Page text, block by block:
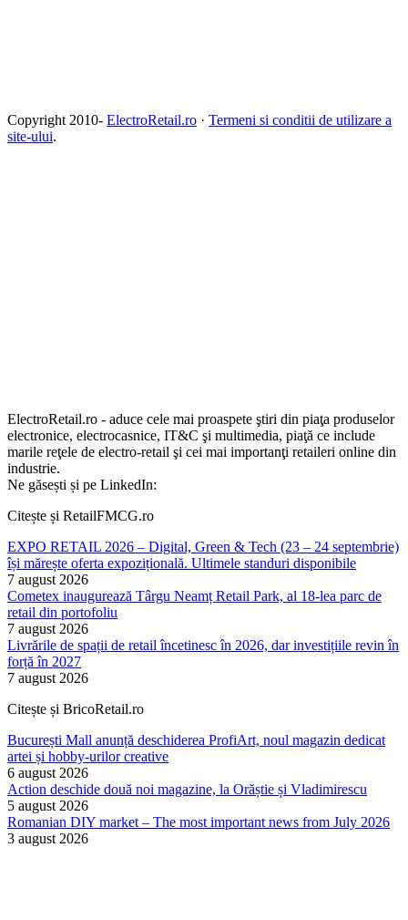
Copyright 2010- ElectroRetail.ro · Termeni si conditii de utilizare a
site-ului.
ElectroRetail.ro - aduce cele mai proaspete ştiri din piaţa produselor
electronice, electrocasnice, IT&C şi multimedia, piaţă ce include
marile reţele de electro-retail şi cei mai importanţi retaileri online din
industrie.
Ne găsești și pe LinkedIn:
Citește și RetailFMCG.ro
EXPO RETAIL 2026 – Digital, Green & Tech (23 – 24 septembrie)
își mărește oferta expozițională. Ultimele standuri disponibile
7 august 2026
Cometex inaugurează Târgu Neamț Retail Park, al 18-lea parc de
retail din portofoliu
7 august 2026
Livrările de spații de retail încetinesc în 2026, dar investițiile revin în
forță în 2027
7 august 2026
Citește și BricoRetail.ro
București Mall anunță deschiderea ProfiArt, noul magazin dedicat
artei și hobby-urilor creative
6 august 2026
Action deschide două noi magazine, la Orăștie și Vladimirescu
5 august 2026
Romanian DIY market – The most important news from July 2026
3 august 2026